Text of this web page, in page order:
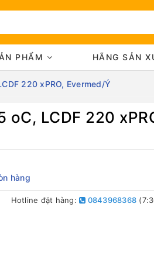
PHẨM HÃNG SẢN
220 xPRO, Evermed/Ý
LCDF 220
hàng
Hotline đặt hàng: 0843968368